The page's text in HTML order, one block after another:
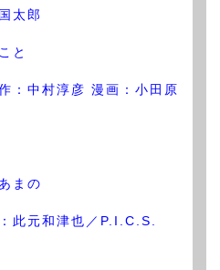
太郎
と
：中村淳彦 漫画：小田原
まの
此元和津也／P.I.C.S.